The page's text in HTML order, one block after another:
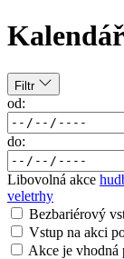
Filtr
od:
do:
Libovolná akce
veletrhy
Bezbariérový
Vstup na akci
Akce je vhodná